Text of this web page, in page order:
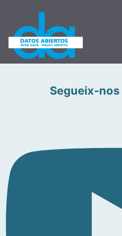
Segueix-